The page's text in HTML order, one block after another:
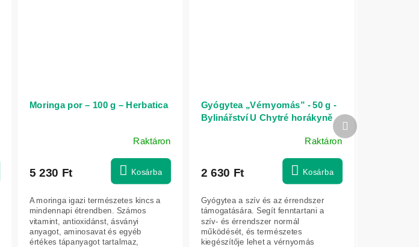
Moringa por – 100 g – Herbatica
Raktáron
5 230 Ft Kosárba
A moringa igazi természetes kincs a
mindennapi étrendben. Számos
vitamint, antioxidánst, ásványi
anyagot, aminosavat és egyéb
értékes tápanyagot tartalmaz,
Gyógytea „Vérnyomás” - 50 g -
Bylinářství U Chytré horákyně
Raktáron
2 630 Ft Kosárba
Gyógytea a szív és az érrendszer
támogatására. Segít fenntartani a
szív- és érrendszer normál
működését, és természetes
kiegészítője lehet a vérnyomás
Következő
termék